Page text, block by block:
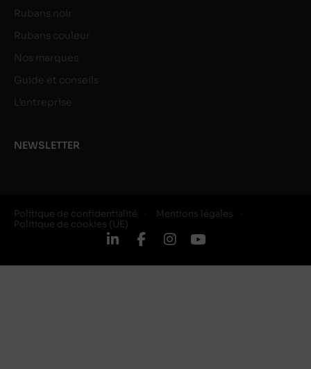
Rubans noir
Rubans couleur
Nos marques
Guide et conseils
L’entreprise
NEWSLETTER
Politique de confidentialité
Mentions légales
Politique de cookies (UE)